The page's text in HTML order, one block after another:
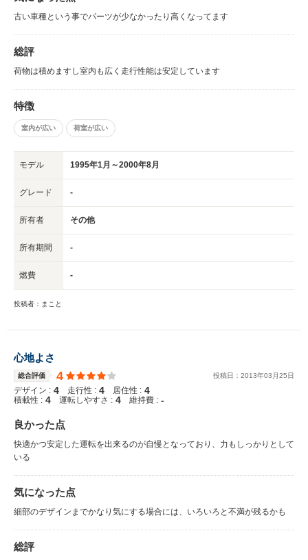
古い車種という事でパーツが少なかったり高くなってます
総評
荷物は積めますし室内も広く走行性能は安定しています
特徴
室内が広い 荷室が広い
モデル 1995年1月～2000年8月
グレード -
所有者 その他
所有期間 -
燃費 -
投稿者：まこと
心地よさ
総合評価 4 投稿日： 2013年03 月25日
デザイン : 4 走行性 : 4 居住性 : 4
積載性 : 4 運転しやすさ : 4 維持費 : -
良かった点
快適かつ安定した運転を出来るのが自慢となっており、力もしっかりとして
いる
気になった点
細部のデザインまでかなり気にする場合には、いろいろと不満が残るかも
総評